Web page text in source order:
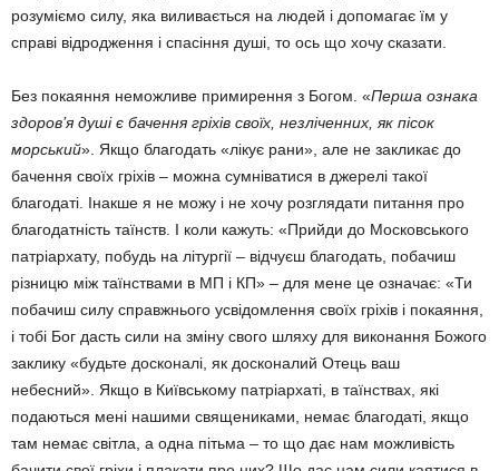
розуміємо силу, яка виливається на людей і допомагає їм у
справі відродження і спасіння душі, то ось що хочу сказати.
Без покаяння неможливе примирення з Богом. «Перша ознака
здоров’я душі є бачення гріхів своїх, незліченних, як пісок
морський». Якщо благодать «лікує рани», але не закликає до
бачення своїх гріхів – можна сумніватися в джерелі такої
благодаті. Інакше я не можу і не хочу розглядати питання про
благодатність таїнств. І коли кажуть: «Прийди до Московського
патріархату, побудь на літургії – відчуєш благодать, побачиш
різницю між таїнствами в МП і КП» – для мене це означає: «Ти
побачиш силу справжнього усвідомлення своїх гріхів і покаяння,
і тобі Бог дасть сили на зміну свого шляху для виконання Божого
заклику «будьте досконалі, як досконалий Отець ваш
небесний». Якщо в Київському патріархаті, в таїнствах, які
подаються мені нашими священиками, немає благодаті, якщо
там немає світла, а одна пітьма – то що дає нам можливість